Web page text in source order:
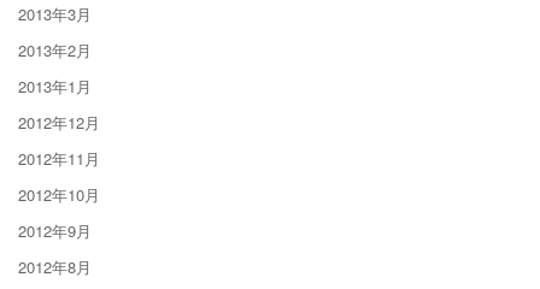
2013年3月
2013年2月
2013年1月
2012年12月
2012年11月
2012年10月
2012年9月
2012年8月